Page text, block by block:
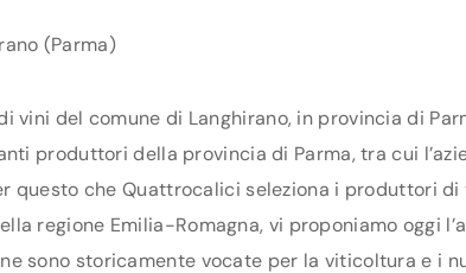
(Parma)
vini del comune di Langhirano, in provincia di
produttori della provincia di Parma, tra cui
questo che Quattrocalici seleziona i produttori
regione Emilia-Romagna, vi proponiamo oggi
sono storicamente vocate per la viticoltura e